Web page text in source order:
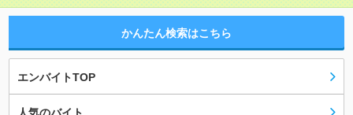
かんたん検索はこちら
エンバイトTOP